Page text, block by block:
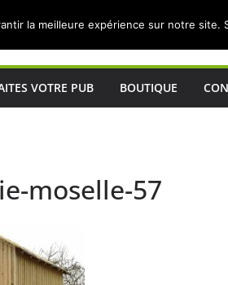
Lorrains
VOTRE PUB BOUTIQUE
moselle-57
la meilleure expérience sur notre